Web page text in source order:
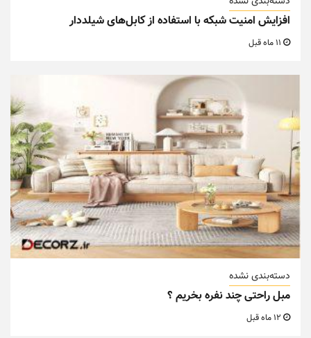
افزایش امنیت شبکه با استفاده از کابل‌های شیلددار
دسته‌بندی نشده
مبل راحتی چند نفره بخریم ؟